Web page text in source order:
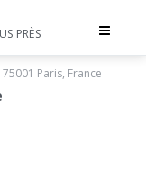
Toggle
PRÈS
Paris, France